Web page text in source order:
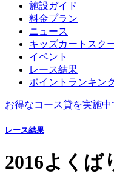
施設ガイド
料金プラン
ニュース
キッズカートスク
イベント
レース結果
ポイントランキン
お得なコース貸を実施中
レース結果
2016よくば